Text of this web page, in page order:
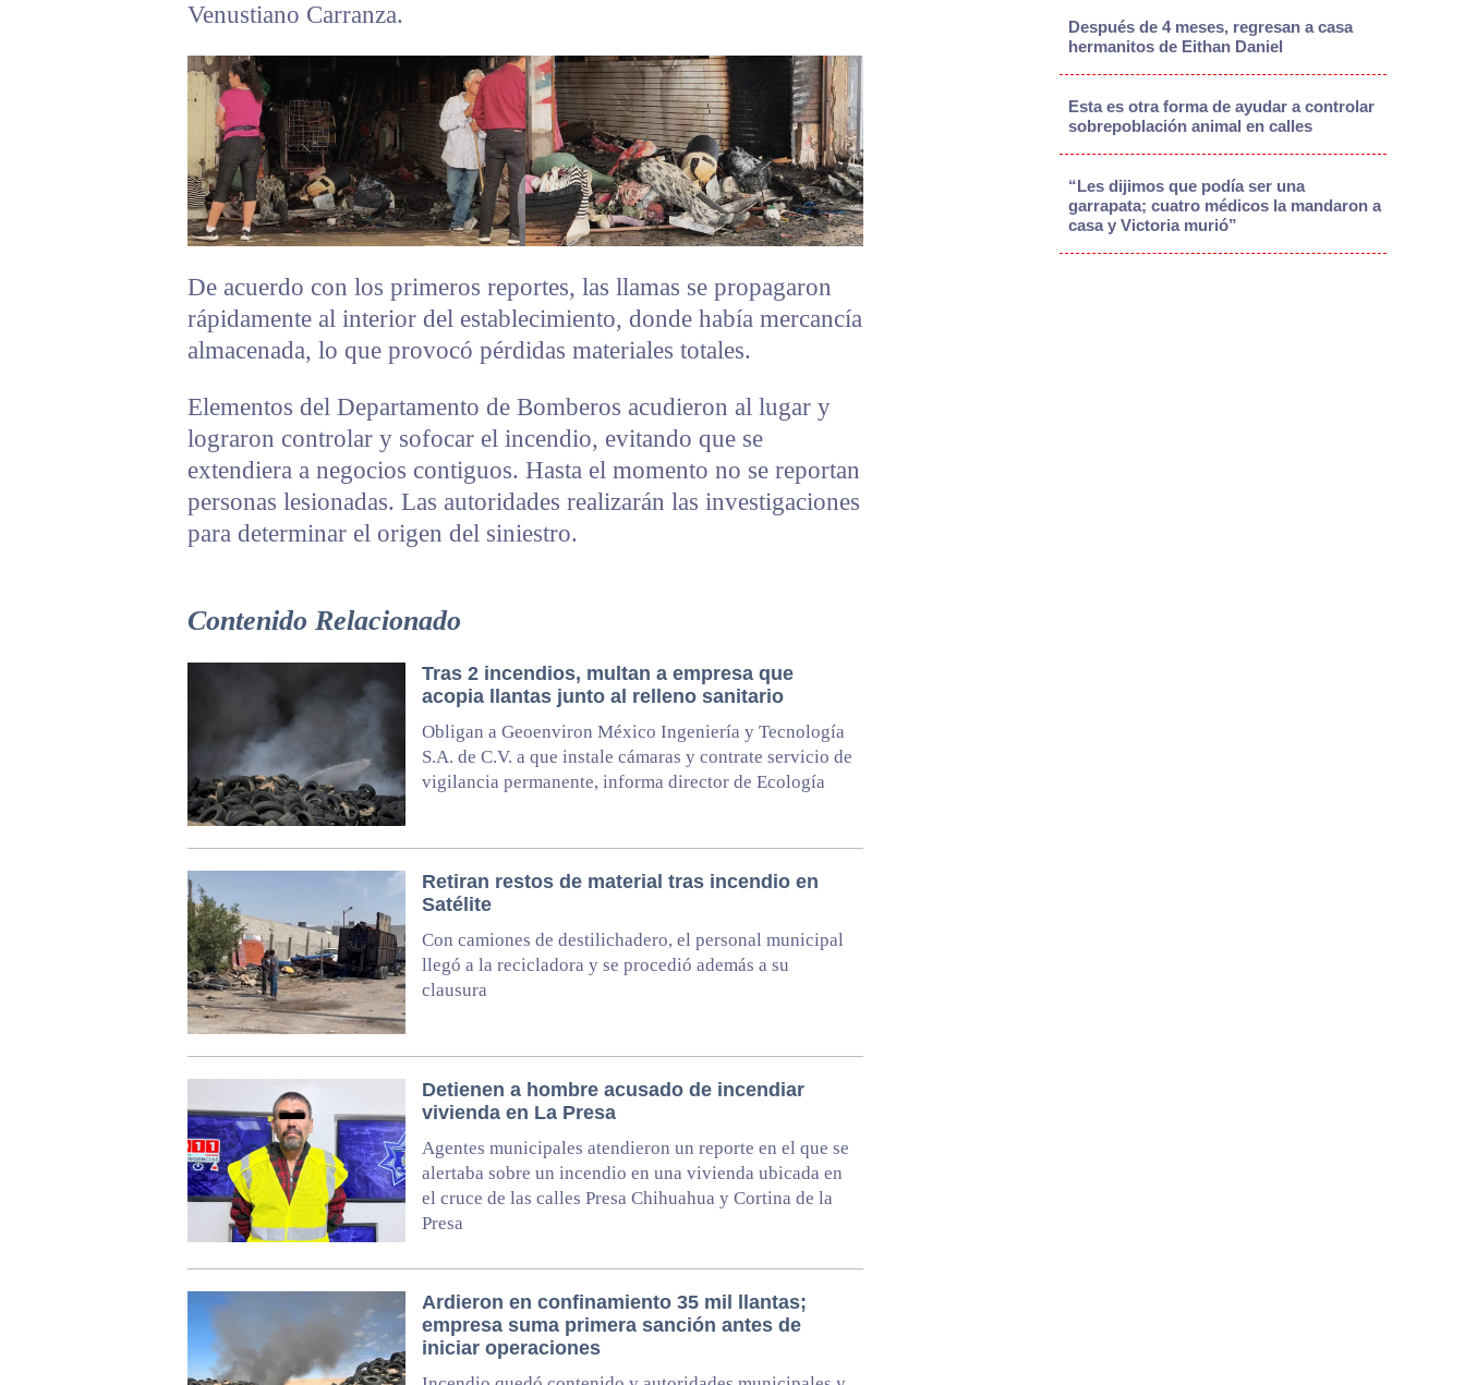
Venustiano Carranza.
De acuerdo con los primeros reportes, las llamas se propagaron
rápidamente al interior del establecimiento, donde había mercancía
almacenada, lo que provocó pérdidas materiales totales.
Elementos del Departamento de Bomberos acudieron al lugar y
lograron controlar y sofocar el incendio, evitando que se
extendiera a negocios contiguos. Hasta el momento no se reportan
personas lesionadas. Las autoridades realizarán las investigaciones
para determinar el origen del siniestro.
Contenido Relacionado
Tras 2 incendios, multan a empresa que
acopia llantas junto al relleno sanitario
Obligan a Geoenviron México Ingeniería y Tecnología
S.A. de C.V. a que instale cámaras y contrate servicio de
vigilancia permanente, informa director de Ecología
Retiran restos de material tras incendio en
Satélite
Con camiones de destilichadero, el personal municipal
llegó a la recicladora y se procedió además a su
clausura
Detienen a hombre acusado de incendiar
vivienda en La Presa
Agentes municipales atendieron un reporte en el que se
alertaba sobre un incendio en una vivienda ubicada en
el cruce de las calles Presa Chihuahua y Cortina de la
Presa
Ardieron en confinamiento 35 mil llantas;
empresa suma primera sanción antes de
iniciar operaciones
Después de 4 meses, regresan a casa
hermanitos de Eithan Daniel
Esta es otra forma de ayudar a controlar
sobrepoblación animal en calles
“Les dijimos que podía ser una
garrapata; cuatro médicos la mandaron a
casa y Victoria murió”